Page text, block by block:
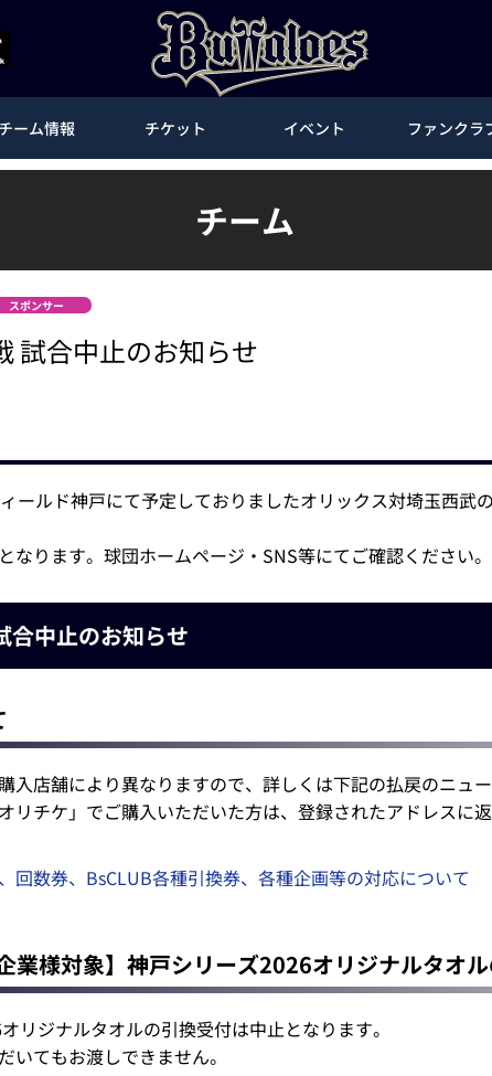
チーム情報 チケット イベント ファンクラ
チーム
スポンサー
試合中止のお知らせ
ールド神戸にて予定しておりましたオリックス対埼玉西武
ります。球団ホームページ・SNS等にてご確認ください。
合中止のお知らせ
入店舗により異なりますので、詳しくは下記の払戻のニュ
リチケ」でご購入いただいた方は、登録されたアドレスに
回数券、BsCLUB各種引換券、各種企画等の対応について
業様対象】神戸シリーズ2026オリジナルタオ
リジナルタオルの引換受付は中止となります。
てもお渡しできません。